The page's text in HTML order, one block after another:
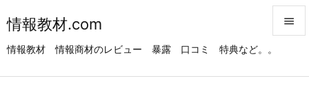
情報教材.com
情報教材 情報商材のレビュー 暴露 口コミ 特典など。。
